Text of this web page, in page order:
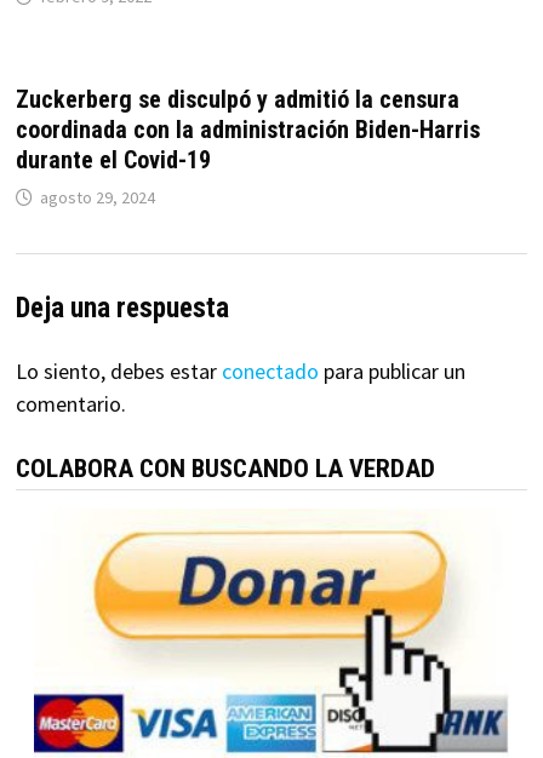
Zuckerberg se disculpó y admitió la censura
coordinada con la administración Biden-Harris
durante el Covid-19
agosto 29, 2024
Deja una respuesta
Lo siento, debes estar conectado para publicar un
comentario.
COLABORA CON BUSCANDO LA VERDAD